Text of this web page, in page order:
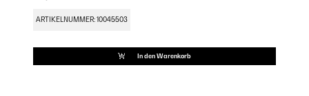
ARTIKELNUMMER: 10045503
In den Warenkorb